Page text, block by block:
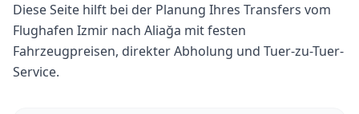
Diese Seite hilft bei der Planung Ihres Transfers vom
Flughafen Izmir nach Aliağa mit festen
Fahrzeugpreisen, direkter Abholung und Tuer-zu-Tuer-
Service.